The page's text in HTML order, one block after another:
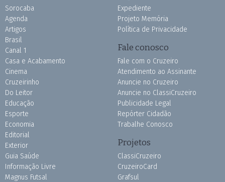
Sorocaba
Agenda
Artigos
Brasil
Canal 1
Casa e Acabamento
Cinema
Cruzeirinho
Do Leitor
Educação
Esporte
Economia
Editorial
Exterior
Guia Saúde
Informação Livre
Magnus Futsal
Expediente
Projeto Memória
Política de Privacidade
Fale conosco
Fale com o Cruzeiro
Atendimento ao Assinante
Anuncie no Cruzeiro
Anuncie no ClassiCruzeiro
Publicidade Legal
Repórter Cidadão
Trabalhe Conosco
Projetos
ClassiCruzeiro
CruzeiroCard
Grafsul